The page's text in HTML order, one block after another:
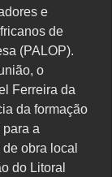
e
de
(PALOP).
o
Ferreira da
da formação
a
obra local
do Litoral